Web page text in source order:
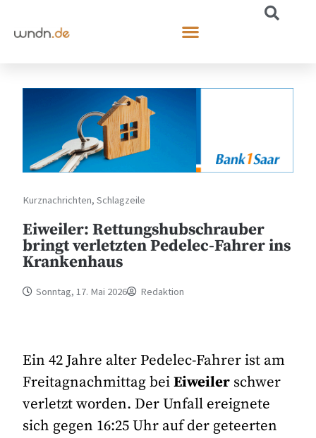
Kurznachrichten,Schlagzeile
Eiweiler: Rettungshubschrauber
bringt verletzten Pedelec-Fahrer ins
Krankenhaus
Sonntag, 17. Mai 2026 Redaktion
Ein 42 Jahre alter Pedelec-Fahrer ist am
Freitagnachmittag beiEiweiler schwer
verletzt worden. Der Unfall ereignete
sich gegen 16:25 Uhr auf der geteerten